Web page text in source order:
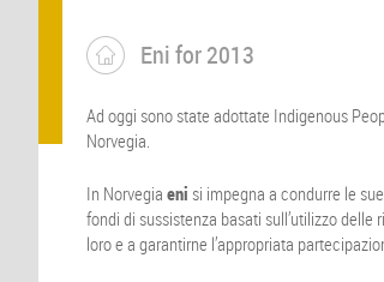
Eni for 2013
Ad oggi sono state adottate Indigenous
Norvegia.
In Norvegia eni si impegna a condurre le
fondi di sussistenza basati sull’utilizzo
loro e a garantirne l’appropriata